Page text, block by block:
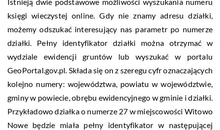
księgi wieczystej online. Gdy nie znamy adresu działki,
możemy odszukać interesujący nas parametr po numerze
działki. Pełny identyfikator działki można otrzymać w
wydziale ewidencji gruntów lub wyszukać w portalu
GeoPortal.gov.pl. Składa się on z szeregu cyfr oznaczających
kolejno numery: województwa, powiatu w województwie,
gminy w powiecie, obrębu ewidencyjnego w gminie i działki.
Przykładowo działka o numerze 27 w miejscowości Witowo
Nowe będzie miała pełny identyfikator w następującej